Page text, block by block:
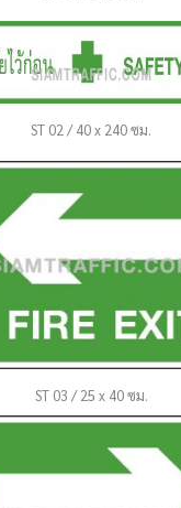
ST 02 / 40 x 240 ซม.
ST 03 / 25 x 40 ซม.